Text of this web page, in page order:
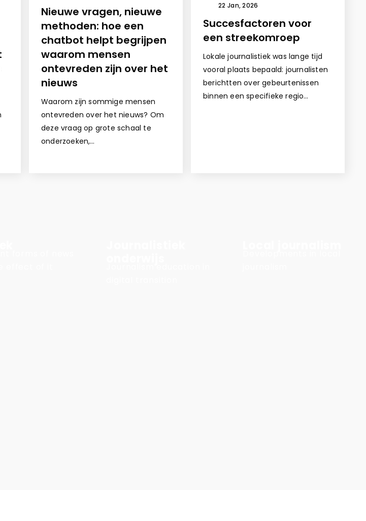
Nieuwe vragen, nieuwe
methoden: hoe een
chatbot helpt begrijpen
waarom mensen
ontevreden zijn over het
nieuws
Waarom zijn sommige mensen
ontevreden over het nieuws? Om
deze vraag op grote schaal te
onderzoeken,…
22 Jan, 2026
Succesfactoren voor
een streekomroep
Lokale journalistiek was lange tijd
vooral plaats bepaald: journalisten
berichtten over gebeurtenissen
binnen een specifieke regio…